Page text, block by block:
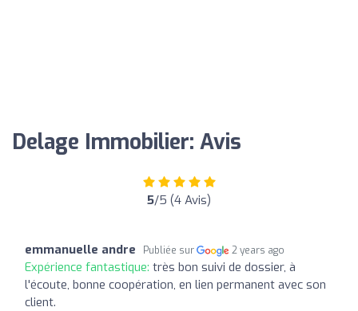
Delage Immobilier: Avis
5/5 (4 Avis)
emmanuelle andre Publiée sur 2 years ago
Expérience fantastique: très bon suivi de dossier, à
l'écoute, bonne coopération, en lien permanent avec son
client.